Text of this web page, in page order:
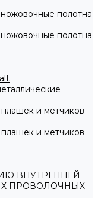
полотна
полотна
и метчиков
и метчиков
ВНУТРЕННЕЙ
ПРОВОЛОЧНЫХ